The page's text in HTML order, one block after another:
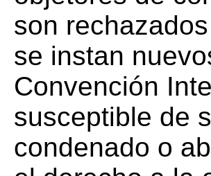
son
se instan
Convención
susceptible de
condenado o